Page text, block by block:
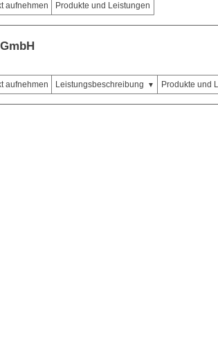
aufnehmen Produkte und Leistungen
aufnehmen Leistungsbeschreibung Produkte und